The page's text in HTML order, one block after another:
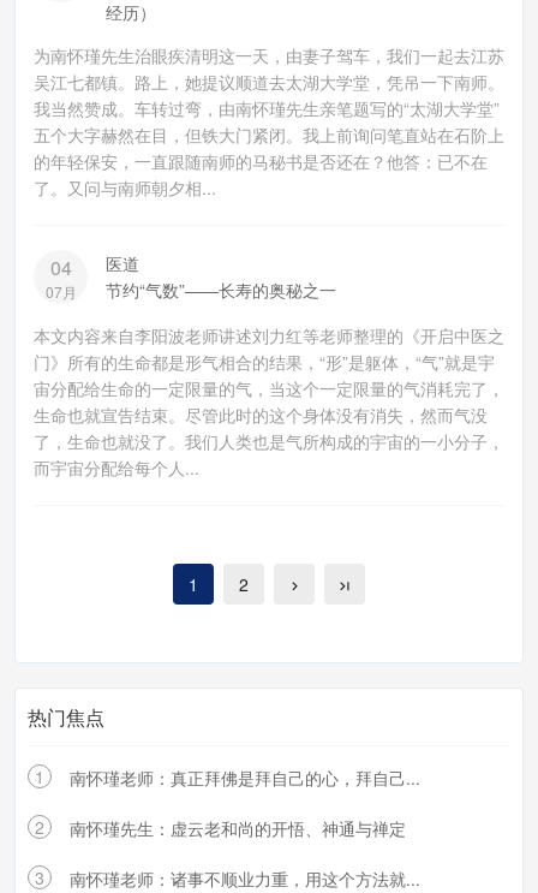
经历）
为南怀瑾先生治眼疾清明这一天，由妻子驾车，我们一起去江苏
吴江七都镇。路上，她提议顺道去太湖大学堂，凭吊一下南师。
我当然赞成。车转过弯，由南怀瑾先生亲笔题写的“太湖大学堂”
五个大字赫然在目，但铁大门紧闭。我上前询问笔直站在石阶上
的年轻保安，一直跟随南师的马秘书是否还在？他答：已不在
了。又问与南师朝夕相...
04
07月
医道
节约“气数”——长寿的奥秘之一
本文内容来自李阳波老师讲述刘力红等老师整理的《开启中医之
门》所有的生命都是形气相合的结果，“形”是躯体，“气”就是宇
宙分配给生命的一定限量的气，当这个一定限量的气消耗完了，
生命也就宣告结束。尽管此时的这个身体没有消失，然而气没
了，生命也就没了。我们人类也是气所构成的宇宙的一小分子，
而宇宙分配给每个人...
1 2
热门焦点
1 南怀瑾老师：真正拜佛是拜自己的心，拜自己...
2 南怀瑾先生：虚云老和尚的开悟、神通与禅定
3 南怀瑾老师：诸事不顺业力重，用这个方法就...